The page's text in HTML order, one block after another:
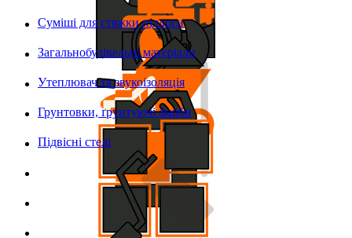
Суміші для стяжки підлоги
Загальнобудівельні матеріали
Утеплювач та звукоізоляція
Грунтовки, ґрунтуючі фарби
Підвісні стелі